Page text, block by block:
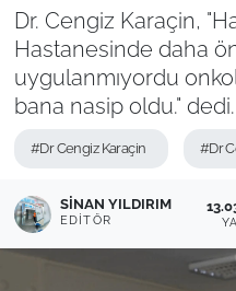
Dr. Cengiz Karaçin,
Hastanesinde daha
uygulanmıyordu
bana nasip oldu." dedi.
#Dr Cengiz Karaçin #Dr
SINAN YILDIRIM
EDITÖR
Sendika
Sağlık Personeli
Eğitim
Tüm Manşetler
Son Dakika
Haber Arşivi